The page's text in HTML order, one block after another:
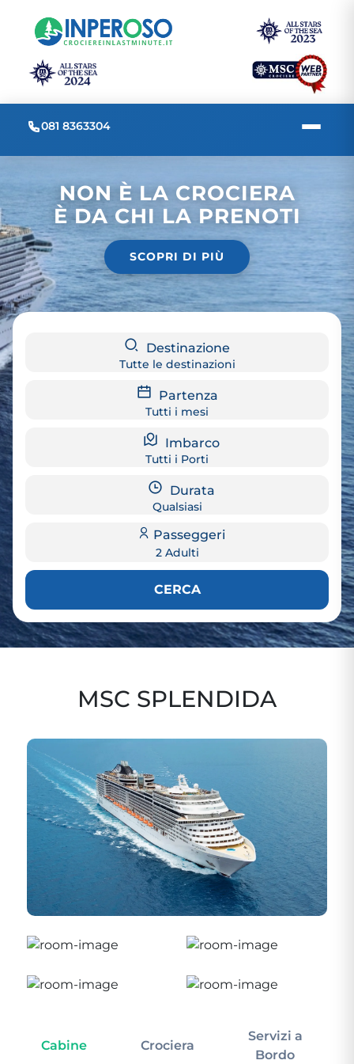
081 8363304
NON È LA CROCIERA
È DA CHI LA PRENOTI
SCOPRI DI PIÙ
Destinazione
Tutte le destinazioni
Partenza
Tutti i mesi
Imbarco
Tutti i Porti
Durata
Qualsiasi
Passeggeri
2 Adulti
CERCA
MSC SPLENDIDA
Cabine Crociera
Servizi a
Bordo